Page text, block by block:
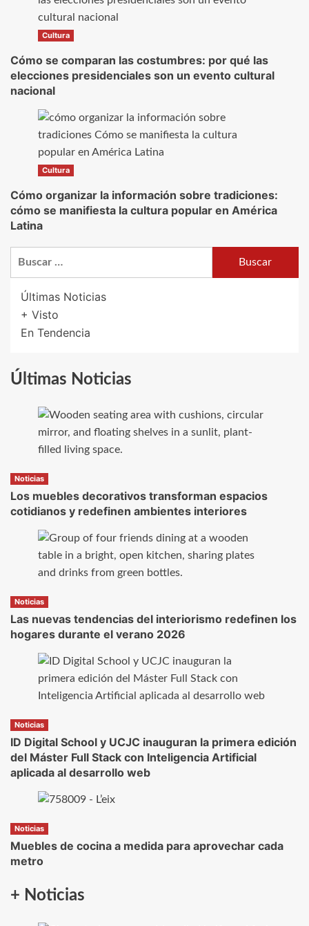
Cultura
Cómo se comparan las costumbres: por qué las
elecciones presidenciales son un evento cultural
nacional
Cultura
Cómo organizar la información sobre tradiciones:
cómo se manifiesta la cultura popular en América
Latina
Últimas Noticias
+ Visto
En Tendencia
Últimas Noticias
Noticias
Los muebles decorativos transforman espacios
cotidianos y redefinen ambientes interiores
Noticias
Las nuevas tendencias del interiorismo redefinen los
hogares durante el verano 2026
Noticias
ID Digital School y UCJC inauguran la primera edición
del Máster Full Stack con Inteligencia Artificial
aplicada al desarrollo web
Noticias
Muebles de cocina a medida para aprovechar cada
metro
+ Noticias